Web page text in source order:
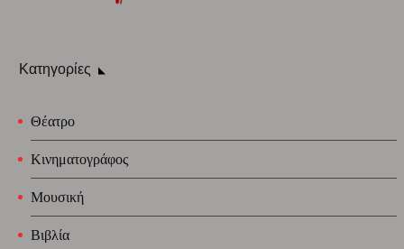
Κατηγορίες
Θέατρο
Κινηματογράφος
Μουσική
Βιβλία